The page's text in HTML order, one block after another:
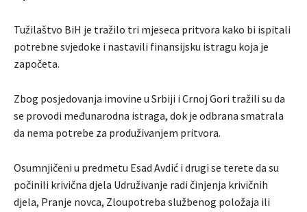
Tužilaštvo BiH je tražilo tri mjeseca pritvora kako bi ispitali
potrebne svjedoke i nastavili finansijsku istragu koja je
započeta.
Zbog posjedovanja imovine u Srbiji i Crnoj Gori tražili su da
se provodi međunarodna istraga, dok je odbrana smatrala
da nema potrebe za produživanjem pritvora.
Osumnjičeni u predmetu Esad Avdić i drugi se terete da su
počinili krivična djela Udruživanje radi činjenja krivičnih
djela, Pranje novca, Zloupotreba službenog položaja ili